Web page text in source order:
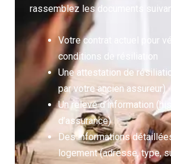
rassemblez les documents
Votre contrat actuel pour
conditions de résiliation
Une attestation de
par votre ancien assureur)
Un relevé d’information
d’assurance)
Des informations
logement (adresse, type,